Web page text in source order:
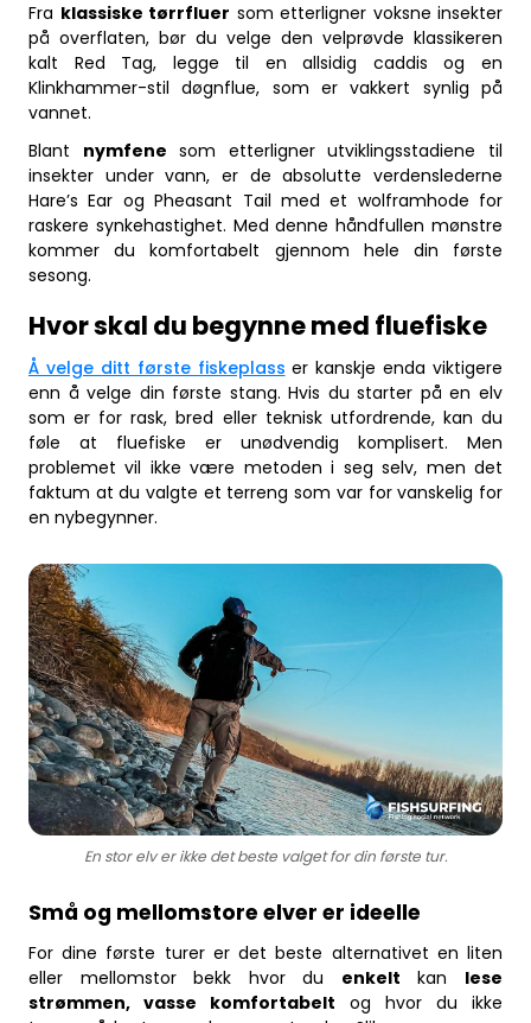
Fra klassiske tørrfluer som etterligner voksne insekter
på overflaten, bør du velge den velprøvde klassikeren
kalt Red Tag, legge til en allsidig caddis og en
Klinkhammer-stil døgnflue, som er vakkert synlig på
vannet.
Blant nymfene som etterligner utviklingsstadiene til
insekter under vann, er de absolutte verdenslederne
Hare’s Ear og Pheasant Tail med et wolframhode for
raskere synkehastighet. Med denne håndfullen mønstre
kommer du komfortabelt gjennom hele din første
sesong.
Hvor skal du begynne med fluefiske
Å velge ditt første fiskeplass er kanskje enda viktigere
enn å velge din første stang. Hvis du starter på en elv
som er for rask, bred eller teknisk utfordrende, kan du
føle at fluefiske er unødvendig komplisert. Men
problemet vil ikke være metoden i seg selv, men det
faktum at du valgte et terreng som var for vanskelig for
en nybegynner.
En stor elv er ikke det beste valget for din første tur.
Små og mellomstore elver er ideelle
For dine første turer er det beste alternativet en liten
eller mellomstor bekk hvor du enkelt kan lese
strømmen, vasse komfortabelt og hvor du ikke